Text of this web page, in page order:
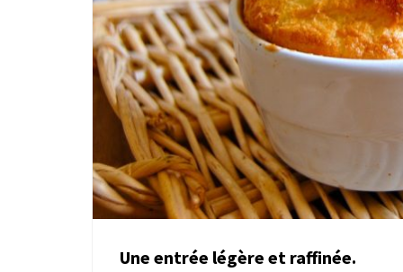
Une entrée légère et raffinée.